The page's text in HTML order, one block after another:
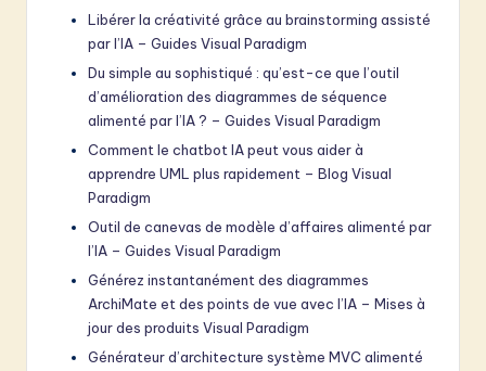
Libérer la créativité grâce au brainstorming assisté
par l’IA – Guides Visual Paradigm
Du simple au sophistiqué : qu’est-ce que l’outil
d’amélioration des diagrammes de séquence
alimenté par l’IA ? – Guides Visual Paradigm
Comment le chatbot IA peut vous aider à
apprendre UML plus rapidement – Blog Visual
Paradigm
Outil de canevas de modèle d’affaires alimenté par
l’IA – Guides Visual Paradigm
Générez instantanément des diagrammes
ArchiMate et des points de vue avec l’IA – Mises à
jour des produits Visual Paradigm
Générateur d’architecture système MVC alimenté